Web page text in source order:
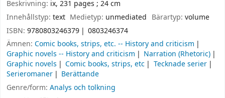
Beskrivning: ix, 231 pages ; 24 cm
Innehållstyp: text Medietyp: unmediated Bärartyp: volume
ISBN: 9780803246379
0803246374
Ämnen: Comic books, strips, etc. -- History and criticism
Graphic novels -- History and criticism
Narration (Rhetoric)
Graphic novels
Comic books, strips, etc
Tecknade serier
Serieromaner
Berättande
Genre/form: Analys och tolkning